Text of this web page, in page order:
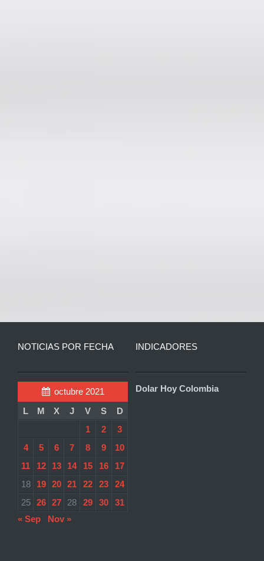
NOTICIAS POR FECHA
octubre 2021
L
M X J V S
D
1
2
3
4
5 6 7 8 9
10
11
12 13 14 15 16
17
18
19 20 21 22 23
24
25
26 27 28 29 30
31
« Sep
Nov »
INDICADORES
Dolar Hoy Colombia